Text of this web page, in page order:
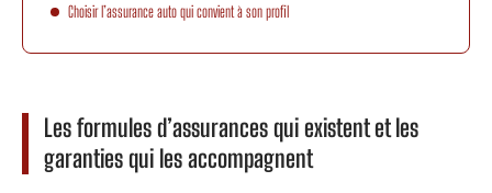
Choisir l’assurance auto qui convient à son profil
Les formules d’assurances qui existent et les
garanties qui les accompagnent